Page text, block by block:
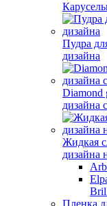
Пудра
дизайна
Diamond
дизайна
Жидкая
дизайна
Пленка